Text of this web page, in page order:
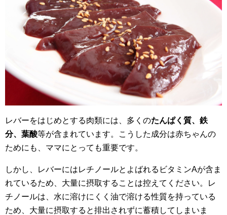
レバーをはじめとする肉類には、多くのたんぱく質、鉄
分、葉酸等が含まれています。こうした成分は赤ちゃんの
ためにも、ママにとっても重要です。
しかし、レバーにはレチノールとよばれるビタミンAが含ま
れているため、大量に摂取することは控えてください。レ
チノールは、水に溶けにくく油で溶ける性質を持っている
ため、大量に摂取すると排出されずに蓄積してしまいま